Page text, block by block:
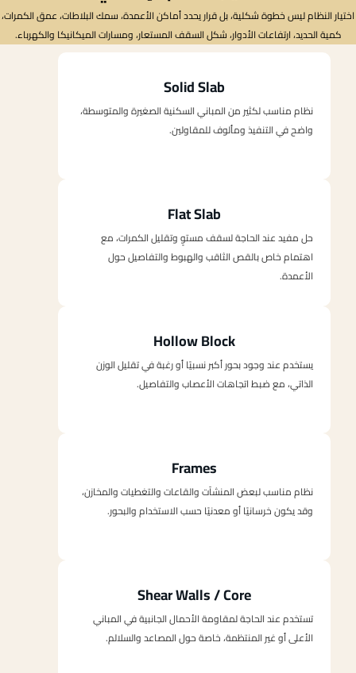
اختيار النظام ليس خطوة شكلية، بل قرار يحدد أماكن الأعمدة، سمك البلاطات، عمق الكمرات،
كمية الحديد، ارتفاعات الأدوار، شكل السقف المستعار، ومسارات الميكانيكا والكهرباء.
Solid Slab
نظام مناسب لكثير من المباني السكنية الصغيرة والمتوسطة،
واضح في التنفيذ ومألوف للمقاولين.
Flat Slab
حل مفيد عند الحاجة لسقف مستوٍ وتقليل الكمرات، مع
اهتمام خاص بالقص الثاقب والهبوط والتفاصيل حول
الأعمدة.
Hollow Block
يستخدم عند وجود بحور أكبر نسبيًا أو رغبة في تقليل الوزن
الذاتي، مع ضبط اتجاهات الأعصاب والتفاصيل.
Frames
نظام مناسب لبعض المنشآت والقاعات والتغطيات والمخازن،
وقد يكون خرسانيًا أو معدنيًا حسب الاستخدام والبحور.
Shear Walls / Core
تستخدم عند الحاجة لمقاومة الأحمال الجانبية في المباني
الأعلى أو غير المنتظمة، خاصة حول المصاعد والسلالم.